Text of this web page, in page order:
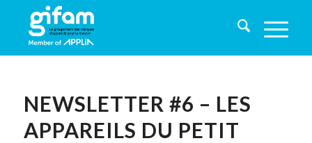
NEWSLETTER #6 – LES
APPAREILS DU PETIT